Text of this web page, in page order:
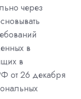
через
в
в
от 26 декабря